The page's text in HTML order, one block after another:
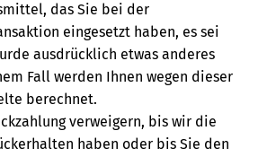
das Sie bei der
eingesetzt haben, es sei
ausdrücklich etwas anderes
Fall werden Ihnen wegen dieser
berechnet.
verweigern, bis wir die
haben oder bis Sie den